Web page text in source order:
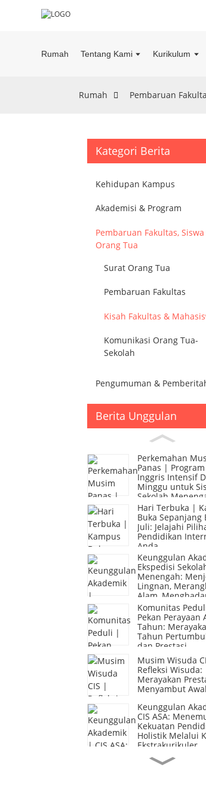
Rumah Tentang Kami Kurikulum
Rumah Pembaruan
Kategori Berita
Kehidupan Kampus
Akademisi & Program
Pembaruan Fakultas,
Orang Tua
Surat Orang Tua
Pembaruan Fakultas
Kisah Fakultas &
Komunikasi Orang Tua-
Sekolah
Pengumuman &
Berita Unggulan
Perkemahan
Panas |
Inggris Intensif
Minggu untuk
Sekolah
Hari Terbuka |
Buka Sepanjang
Juli: Jelajahi
Pendidikan
Anda
Keunggulan
Ekspedisi
Menengah:
Lingnan,
Alam,
Tantangan
Komunitas
Pekan Perayaan
Tahun:
Tahun
dan Prestasi
Musim Wisuda
Refleksi Wisuda:
Merayakan
Menyambut
Keunggulan
CIS ASA:
Kekuatan
Holistik Melalui
Ekstrakurikuler
Komunitas yang
Mahasiswa CIS